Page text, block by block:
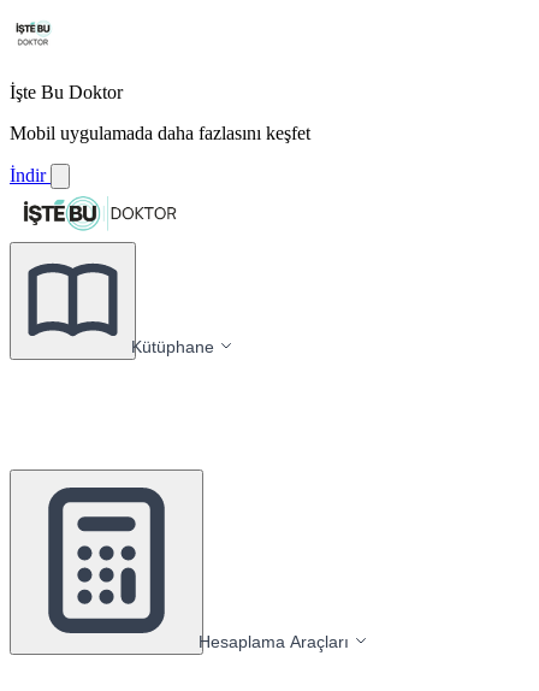
İşte Bu Doktor
Mobil uygulamada daha fazlasını keşfet
İndir
Kütüphane
Hesaplama Araçları